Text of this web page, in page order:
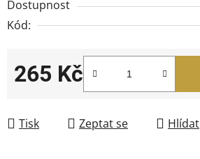
Dostupnost
Kód:
265 Kč
Tisk Zeptat se Hlídat